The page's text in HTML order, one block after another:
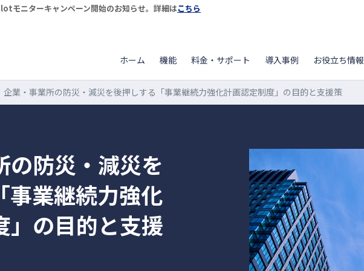
モニターキャンペーン開始のお知らせ。詳細はこちら
ホーム 機能 料金・サポート 導入事例 お役立ち情報
企業・事業所の防災・減災を後押しする「事業継続力強化計画認定制度」の目的と支援策
の防災・減災を
事業継続力強化
」の目的と支援